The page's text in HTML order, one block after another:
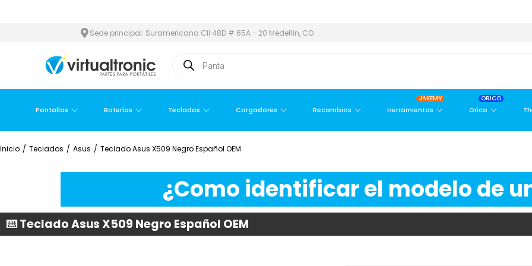
Sede principal: Suramericana Cll 48D # 65A - 20 Medellín, CO
Pantallas Baterías Teclados Cargadores Recambios Herramientas
JAKEMY
Orico
ORICO
Inicio / Teclados / Asus / Teclado Asus X509 Negro Español OEM
¿Como identificar el modelo de
⌨️ Teclado Asus X509 Negro Español OEM